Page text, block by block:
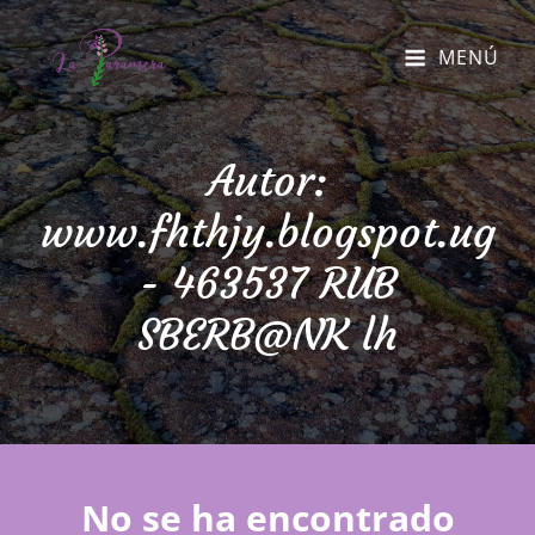
MENÚ
Autor:
www.fhthjy.blogspot.ug
- 463537 RUB
SBERB@NK lh
No se ha encontrado